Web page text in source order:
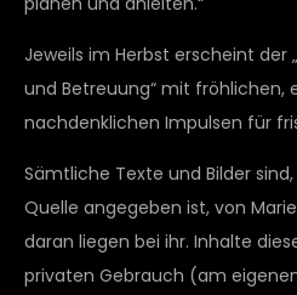
Jeweils im Herbst erscheint der
und Betreuung“ mit fröhlichen,
nachdenklichen Impulsen für
Sämtliche Texte und Bilder
Quelle angegeben ist, von
daran liegen bei ihr. Inhalte
privaten Gebrauch (am